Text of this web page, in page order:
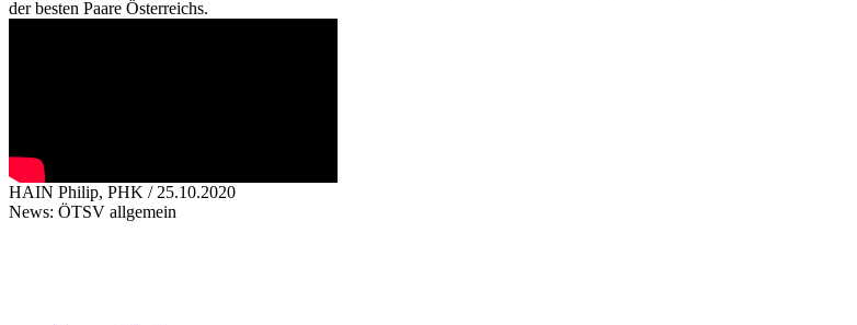
der besten Paare Österreichs.
HAIN Philip, PHK / 25.10.2020
News: ÖTSV allgemein